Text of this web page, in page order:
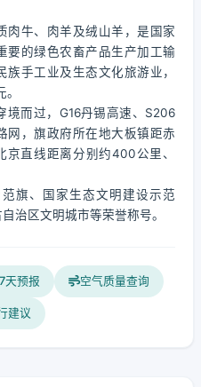
肉牛、肉羊及绒山羊，是国家
要的绿色农畜产品生产加工输
手工业及生态文化旅游业，
境而过，G16丹锡高速、S206
网，旗政府所在地大板镇距赤
直线距离分别约400公里、
旗、国家生态文明建设示范
治区文明城市等荣誉称号。
天预报 空气质量查询
建议